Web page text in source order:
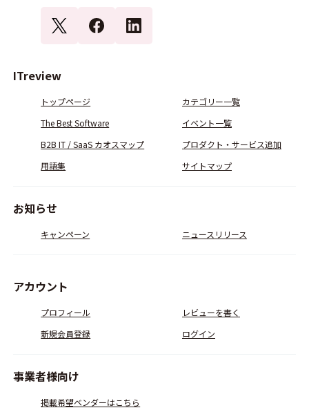
ITreview
トップページ
カテゴリー一覧
The Best Software
イベント一覧
B2B IT / SaaS カオスマップ
プロダクト・サービス追加
用語集
サイトマップ
お知らせ
キャンペーン ニュースリリース
アカウント
プロフィール
レビューを書く
新規会員登録
ログイン
事業者様向け
掲載希望ベンダーはこちら